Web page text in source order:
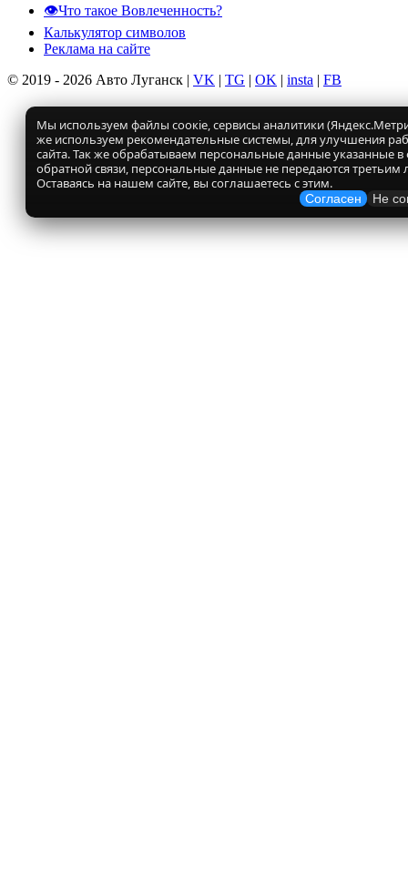
👁️Что такое Вовлеченность?
Калькулятор символов
Реклама на сайте
© 2019 - 2026 Авто Луганск | VK | TG | OK | insta | FB
Мы используем файлы соокіе, сервисы аналитики
же используем рекомендательные системы, для улучшения
сайта. Так же обрабатываем персональные данные указанные
обратной связи, персональные данные не передаются третьим
Оставаясь на нашем сайте, вы соглашаетесь с этим.
Согласен Не